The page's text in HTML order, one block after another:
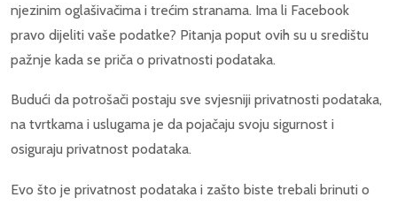
njezinim oglašivačima i trećim stranama. Ima li Facebook
pravo dijeliti vaše podatke? Pitanja poput ovih su u središtu
pažnje kada se priča o privatnosti podataka.
Budući da potrošači postaju sve svjesniji privatnosti podataka,
na tvrtkama i uslugama je da pojačaju svoju ​​sigurnost i
osiguraju privatnost podataka.
Evo što je privatnost podataka i zašto biste trebali brinuti o